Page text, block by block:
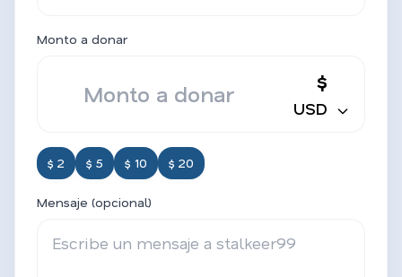
Monto a donar
$
USD
$ 2 $ 5 $ 10 $ 20
Mensaje (opcional)